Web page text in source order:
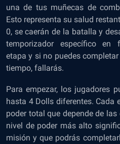
una de tus muñecas de
Esto representa su salud
0, se caerán de la batalla y
temporizador específico en
etapa y si no puedes
tiempo, fallarás.
Para empezar, los jugadores
hasta 4 Dolls diferentes. Cada
poder total que depende de
nivel de poder más alto
misión y que podrás